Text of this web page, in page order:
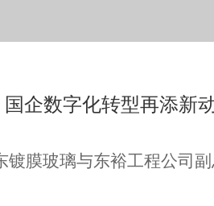
企数字化转型再添新
膜玻璃与东裕工程公司